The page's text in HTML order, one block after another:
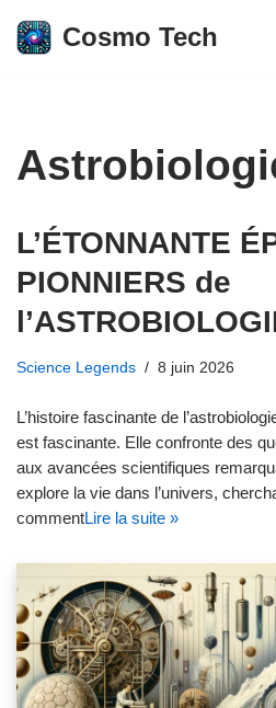
Aller
Cosmo Tech
L’ÉTONNANTE
PIONNIERS de
Science Legends 8 juin 2026
L’histoire fascinante de
est fascinante. Elle confronte des
aux avancées scientifiques
explore la vie dans l’univers,
commentLire la suite »